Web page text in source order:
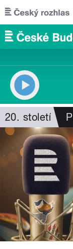
Přejít k hlavnímu
20. století